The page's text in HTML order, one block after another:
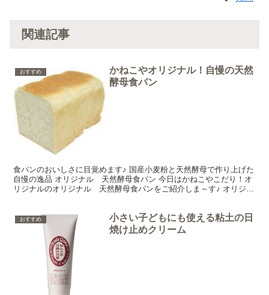
関連記事
おすすめ
かねこやオリジナル！自慢の天然
酵母食パン
食パンのおいしさに目覚めます♪ 国産小麦粉と天然酵母で作り上げた
自慢の逸品 オリジナル 天然酵母食パン 今日はかねこやこだり！オ
リジナルのオリジナル 天然酵母食パンをご紹介しま～す♪ オリジナ
おすすめ
小さい子どもにも使える粘土の日
焼け止めクリーム